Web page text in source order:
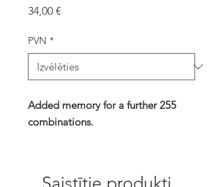
34,00 €
PVN *
Added memory for a further 255
combinations.
Saistītie produkti